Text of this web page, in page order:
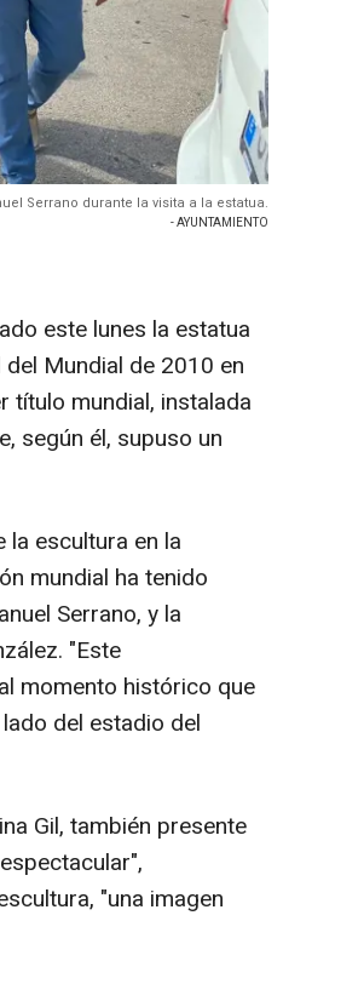
Serrano durante la visita a la estatua.
- AYUNTAMIENTO
este lunes la estatua
Mundial de 2010 en
título mundial, instalada
según él, supuso un
escultura en la
mundial ha tenido
Serrano, y la
"Este
momento histórico que
del estadio del
Gil, también presente
"una imagen